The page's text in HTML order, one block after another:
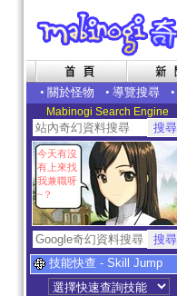
• 關於怪物 • 導覽搜尋 •
Mabinogi Search Engine
今天有沒
有上來找
我兼職呀
~？
技能快查 - Skill Jump